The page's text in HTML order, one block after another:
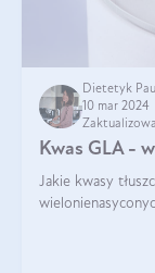
Dietetyk
10 mar 2024
Kwas GLA -
Jakie kwasy